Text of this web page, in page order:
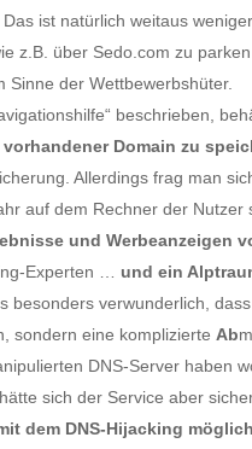
Das ist natürlich weitaus
z.B. über Sedo.com zu
Sinne der Wettbewerbshüter.
beschrieben,
Domain zu
Allerdings frag man
auf dem Rechner der
und Werbeanzeigen
Experten …
und ein
besonders verwunderlich,
sondern eine komplizierte Ab
DNS-Server haben
sich der Service aber
dem DNS-Hijacking